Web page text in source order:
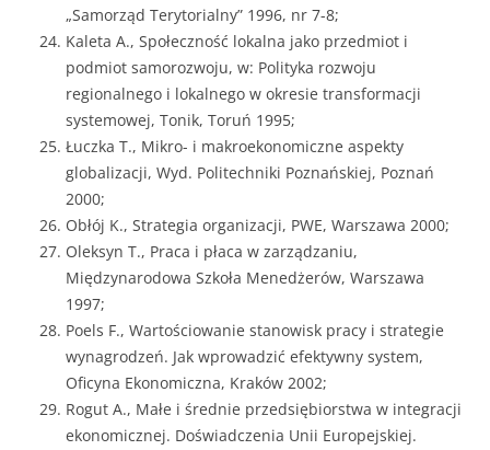
„Samorząd Terytorialny” 1996, nr 7-8;
Kaleta A., Społeczność lokalna jako przedmiot i
podmiot samorozwoju, w: Polityka rozwoju
regionalnego i lokalnego w okresie transformacji
systemowej, Tonik, Toruń 1995;
Łuczka T., Mikro- i makroekonomiczne aspekty
globalizacji, Wyd. Politechniki Poznańskiej, Poznań
2000;
Obłój K., Strategia organizacji, PWE, Warszawa 2000;
Oleksyn T., Praca i płaca w zarządzaniu,
Międzynarodowa Szkoła Menedżerów, Warszawa
1997;
Poels F., Wartościowanie stanowisk pracy i strategie
wynagrodzeń. Jak wprowadzić efektywny system,
Oficyna Ekonomiczna, Kraków 2002;
Rogut A., Małe i średnie przedsiębiorstwa w integracji
ekonomicznej. Doświadczenia Unii Europejskiej.